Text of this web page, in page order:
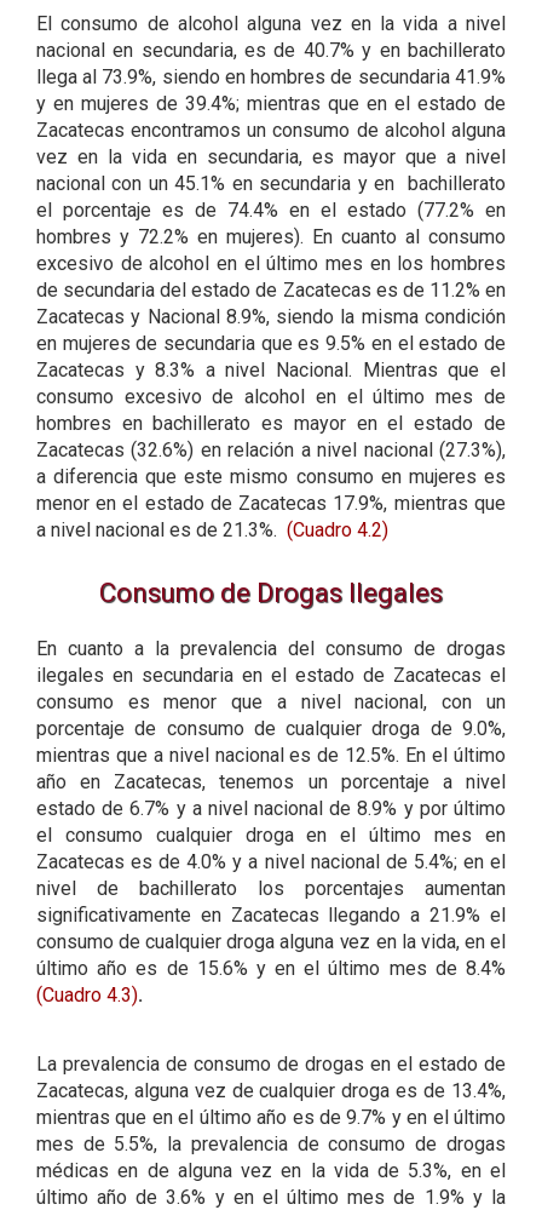
El consumo de alcohol alguna vez en la vida a nivel
nacional en secundaria, es de 40.7% y en bachillerato
llega al 73.9%, siendo en hombres de secundaria 41.9%
y en mujeres de 39.4%; mientras que en el estado de
Zacatecas encontramos un consumo de alcohol alguna
vez en la vida en secundaria, es mayor que a nivel
nacional con un 45.1% en secundaria y en bachillerato
el porcentaje es de 74.4% en el estado (77.2% en
hombres y 72.2% en mujeres). En cuanto al consumo
excesivo de alcohol en el último mes en los hombres
de secundaria del estado de Zacatecas es de 11.2% en
Zacatecas y Nacional 8.9%, siendo la misma condición
en mujeres de secundaria que es 9.5% en el estado de
Zacatecas y 8.3% a nivel Nacional. Mientras que el
consumo excesivo de alcohol en el último mes de
hombres en bachillerato es mayor en el estado de
Zacatecas (32.6%) en relación a nivel nacional (27.3%),
a diferencia que este mismo consumo en mujeres es
menor en el estado de Zacatecas 17.9%, mientras que
a nivel nacional es de 21.3%. (Cuadro 4.2)
Consumo de Drogas Ilegales
En cuanto a la prevalencia del consumo de drogas
ilegales en secundaria en el estado de Zacatecas el
consumo es menor que a nivel nacional, con un
porcentaje de consumo de cualquier droga de 9.0%,
mientras que a nivel nacional es de 12.5%. En el último
año en Zacatecas, tenemos un porcentaje a nivel
estado de 6.7% y a nivel nacional de 8.9% y por último
el consumo cualquier droga en el último mes en
Zacatecas es de 4.0% y a nivel nacional de 5.4%; en el
nivel de bachillerato los porcentajes aumentan
significativamente en Zacatecas llegando a 21.9% el
consumo de cualquier droga alguna vez en la vida, en el
último año es de 15.6% y en el último mes de 8.4%
(Cuadro 4.3).
La prevalencia de consumo de drogas en el estado de
Zacatecas, alguna vez de cualquier droga es de 13.4%,
mientras que en el último año es de 9.7% y en el último
mes de 5.5%, la prevalencia de consumo de drogas
médicas en de alguna vez en la vida de 5.3%, en el
último año de 3.6% y en el último mes de 1.9% y la